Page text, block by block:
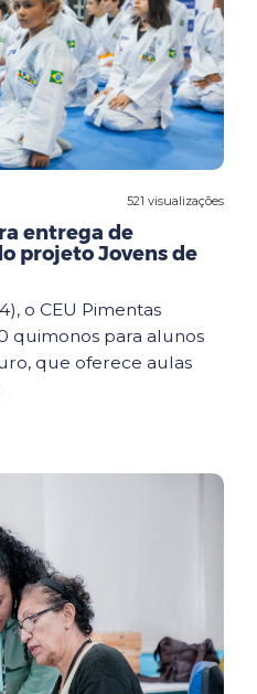
521 visualizações
entrega de
projeto Jovens de
o CEU Pimentas
quimonos para alunos
que oferece aulas